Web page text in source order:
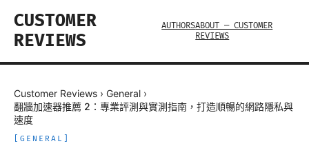
CUSTOMER
REVIEWS
AUTHORSABOUT — CUSTOMER
REVIEWS
Customer Reviews › General ›
翻牆加速器推薦 2：專業評測與實測指南，打造順暢的網路隱私與
速度
GENERAL